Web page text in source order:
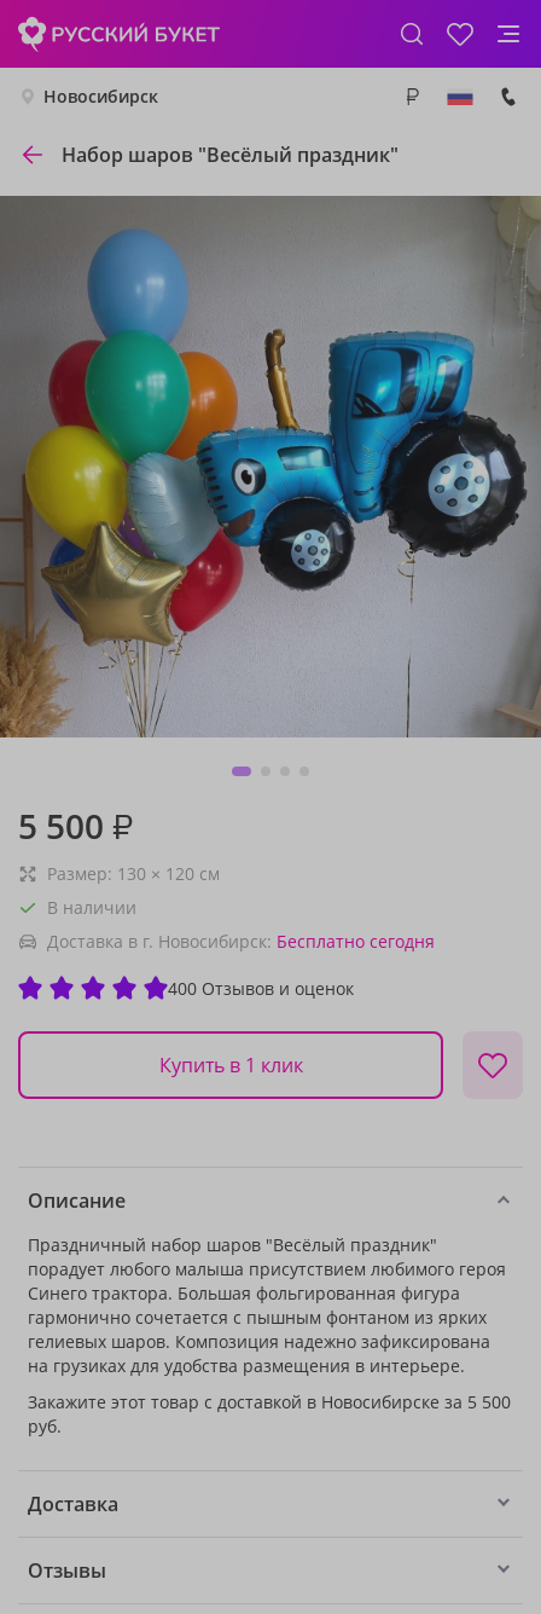
Новосибирск
Набор шаров "Весёлый праздник"
5 500 ₽
Размер: 130 × 120 см
В наличии
Доставка в г. Новосибирск: Бесплатно сегодня
400 Отзывов и оценок
Купить в 1 клик
Описание
Праздничный набор шаров "Весёлый праздник"
порадует любого малыша присутствием любимого героя
Синего трактора. Большая фольгированная фигура
гармонично сочетается с пышным фонтаном из ярких
гелиевых шаров. Композиция надежно зафиксирована
на грузиках для удобства размещения в интерьере.
Закажите этот товар с доставкой в Новосибирске за 5 500
руб.
Доставка
Отзывы